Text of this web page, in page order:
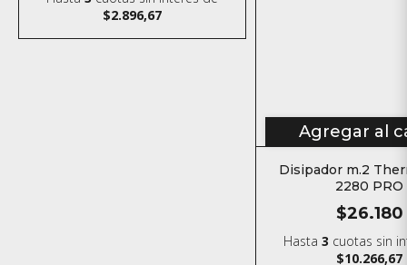
$2.896,67
Agregar al
Disipador m.2
2280 PRO
$26.180
Hasta3 cuotas sin
$10.266,67